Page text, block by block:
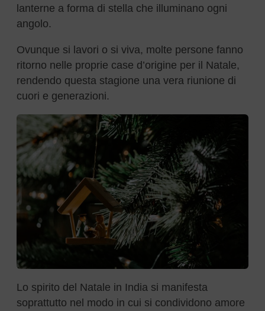
lanterne a forma di stella che illuminano ogni
angolo.
Ovunque si lavori o si viva, molte persone fanno
ritorno nelle proprie case d’origine per il Natale,
rendendo questa stagione una vera riunione di
cuori e generazioni.
Lo spirito del Natale in India si manifesta
soprattutto nel modo in cui si condividono amore